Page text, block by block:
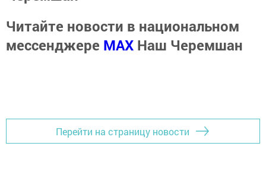
Читайте новости в национальном
мессенджере MАХ Наш Черемшан
Перейти на страницу новости